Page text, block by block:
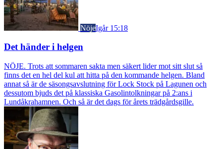
NöjeIgår 15:18
Det händer i helgen
NÖJE. Trots att sommaren sakta men säkert lider mot sitt slut så
finns det en hel del kul att hitta på den kommande helgen. Bland
annat så är de säsongsavslutning för Lock Stock på Lagunen och
dessutom bjuds det på klassiska Gasolintolkningar på 2:ans i
Lundåkrahamnen. Och så är det dags för årets trädgårdsgille.